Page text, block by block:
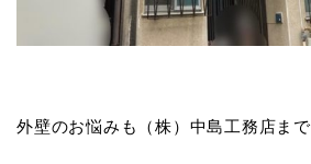
外壁のお悩みも（株）中島工務店まで